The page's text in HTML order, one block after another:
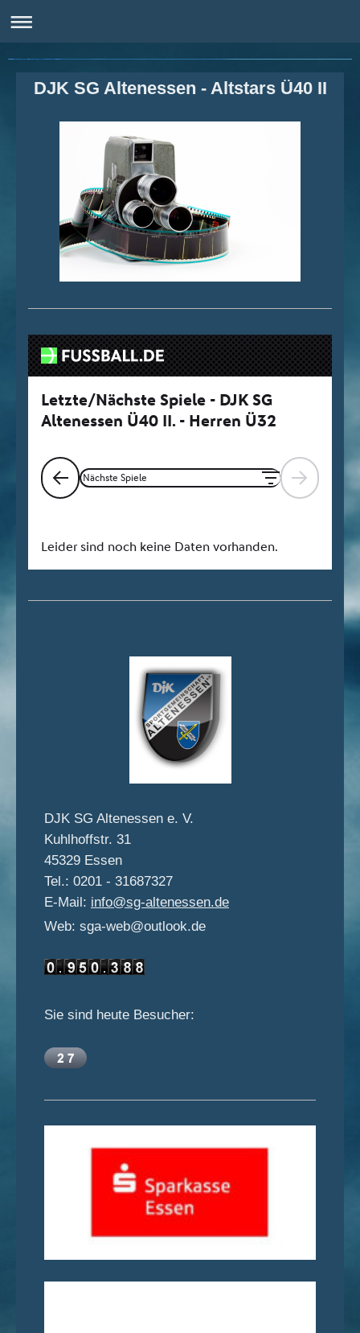
DJK SG Altenessen - Altstars Ü40 II
DJK SG Altenessen e. V.
Kuhlhoffstr. 31
45329 Essen
Tel.: 0201 - 31687327
E-Mail: info@sg-altenessen.de
Web: sga-web@outlook.de
Sie sind heute Besucher: